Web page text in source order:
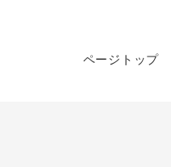
ページトップ